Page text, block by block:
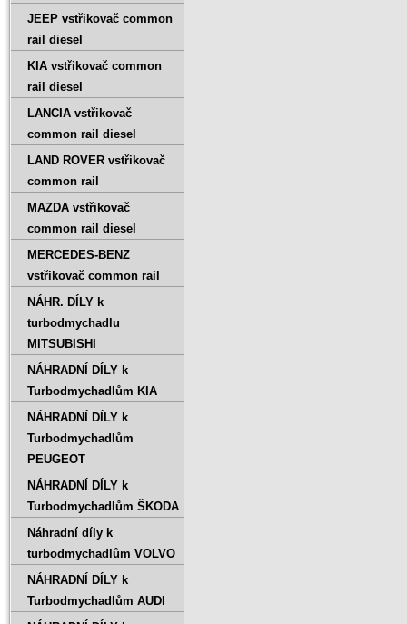
JEEP vstřikovač common
rail diesel
KIA vstřikovač common
rail diesel
LANCIA vstřikovač
common rail diesel
LAND ROVER vstřikovač
common rail
MAZDA vstřikovač
common rail diesel
MERCEDES-BENZ
vstřikovač common rail
NÁHR. DÍLY k
turbodmychadlu
MITSUBISHI
NÁHRADNÍ DÍLY k
Turbodmychadlům KIA
NÁHRADNÍ DÍLY k
Turbodmychadlům
PEUGEOT
NÁHRADNÍ DÍLY k
Turbodmychadlům ŠKODA
Náhradní díly k
turbodmychadlům VOLVO
NÁHRADNÍ DÍLY k
Turbodmychadlům AUDI